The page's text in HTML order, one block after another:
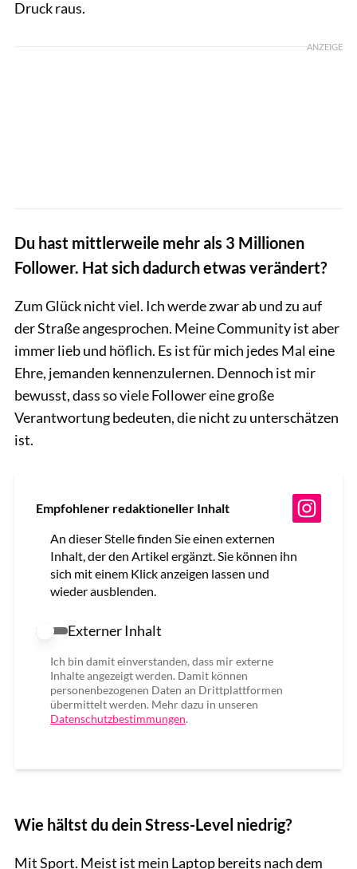
Druck raus.
ANZEIGE
Du hast mittlerweile mehr als 3 Millionen
Follower. Hat sich dadurch etwas verändert?
Zum Glück nicht viel. Ich werde zwar ab und zu auf
der Straße angesprochen. Meine Community ist aber
immer lieb und höflich. Es ist für mich jedes Mal eine
Ehre, jemanden kennenzulernen. Dennoch ist mir
bewusst, dass so viele Follower eine große
Verantwortung bedeuten, die nicht zu unterschätzen
ist.
Empfohlener redaktioneller Inhalt
An dieser Stelle finden Sie einen externen
Inhalt, der den Artikel ergänzt. Sie können ihn
sich mit einem Klick anzeigen lassen und
wieder ausblenden.
Externer Inhalt erlauben
Externer Inhalt
Ich bin damit einverstanden, dass mir externe
Inhalte angezeigt werden. Damit können
personenbezogenen Daten an Drittplattformen
übermittelt werden. Mehr dazu in unseren
Datenschutzbestimmungen.
Wie hältst du dein Stress-Level niedrig?
Mit Sport. Meist ist mein Laptop bereits nach dem